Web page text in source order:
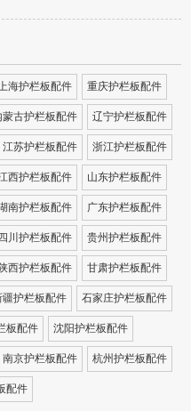
海护栏板配件 重庆护栏板配件
蒙古护栏板配件 辽宁护栏板配件
江苏护栏板配件 浙江护栏板配件
西护栏板配件 山东护栏板配件
南护栏板配件 广东护栏板配件
川护栏板配件 贵州护栏板配件
西护栏板配件 甘肃护栏板配件
疆护栏板配件 石家庄护栏板配件
板配件 沈阳护栏板配件
南京护栏板配件 杭州护栏板配件
配件